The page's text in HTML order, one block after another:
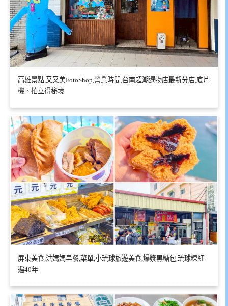
高雄景點,又又美FotoShop,營業時間,台南超潮選物店最新分店,底片
機、拍立得秘境
屏東美食,洪媽媽早餐,菜單,小琉球旅遊美食,爆漿黑糖包,琉球粿紅
遍40年